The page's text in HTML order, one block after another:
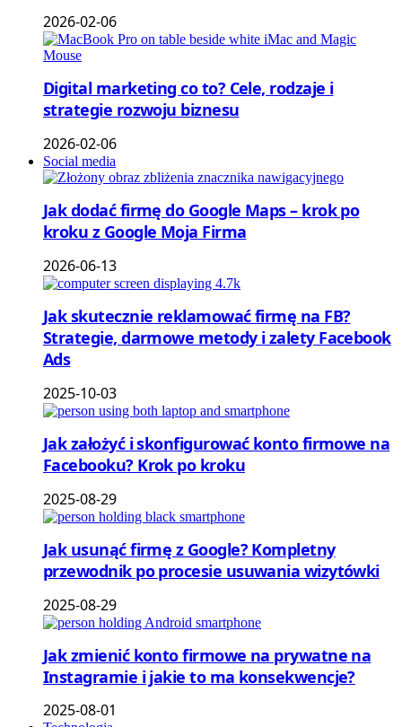
2026-02-06
Digital marketing co to? Cele, rodzaje i
strategie rozwoju biznesu
2026-02-06
Social media
Jak dodać firmę do Google Maps – krok po
kroku z Google Moja Firma
2026-06-13
Jak skutecznie reklamować firmę na FB?
Strategie, darmowe metody i zalety Facebook
Ads
2025-10-03
Jak założyć i skonfigurować konto firmowe na
Facebooku? Krok po kroku
2025-08-29
Jak usunąć firmę z Google? Kompletny
przewodnik po procesie usuwania wizytówki
2025-08-29
Jak zmienić konto firmowe na prywatne na
Instagramie i jakie to ma konsekwencje?
2025-08-01